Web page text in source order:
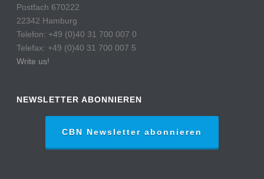
Postfach 670222
22342 Hamburg
Telefon: +49 (0)40 31 700 007 0
Telefax: +49 (0)40 31 700 007 5
Write us!
NEWSLETTER ABONNIEREN
CBN Newsletter abonnieren